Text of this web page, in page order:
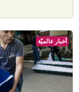
أخبار عالميّة